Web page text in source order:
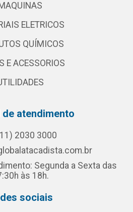
ELETRICOS
QUÍMICOS
E ACESSORIOS
de atendimento
2030 3000
Segunda a Sexta das
às 18h.
sociais